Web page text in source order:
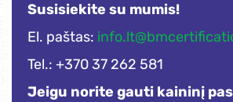
Susisiekite su mumis!
El. paštas:
Tel.: +370 37 262 581
Jeigu norite gauti kaininį